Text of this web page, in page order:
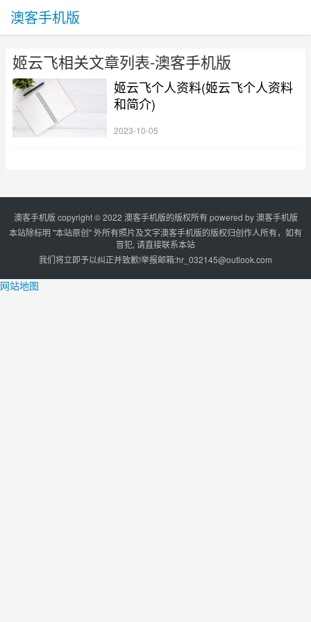
澳客手机版
姬云飞相关文章列表-澳客手机版
姬云飞个人资料(姬云飞个人资料
和简介)
2023-10-05
澳客手机版 copyright © 2022 澳客手机版的版权所有 powered by澳客手机版
本站除标明 "本站原创" 外所有照片及文字澳客手机版的版权归创作人所有，如有
冒犯, 请直接联系本站
我们将立即予以纠正并致歉!举报邮箱:hr_032145@outlook.com
网站地图